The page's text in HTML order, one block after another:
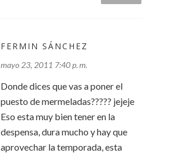
FERMIN SÁNCHEZ
mayo 23, 2011 7:40 p. m.
Donde dices que vas a poner el
puesto de mermeladas????? jejeje
Eso esta muy bien tener en la
despensa, dura mucho y hay que
aprovechar la temporada, esta